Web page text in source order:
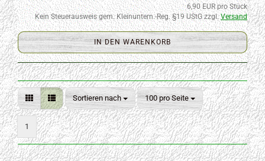
6,90 EUR pro Stück
Kein Steuerausweis gem. Kleinuntern.-Reg. §19 UStG zzgl.Versand
IN DEN WARENKORB
Sortieren nach
Sortieren nach 100 pro Seite
pro Seite
1